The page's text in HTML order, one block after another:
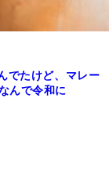
でたけど、マレー
んで令和に